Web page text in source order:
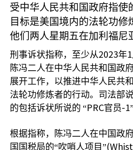
受中华人民共和国政府指使
目标是美国境内的法轮功修
他们两人星期五在加利福尼
刑事诉状指称，至少从2023年1
陈冯二人在中华人民共和国政
展开工作，以推进中华人民共
法轮功修炼者的行动。司法部
的包括诉状所说的 “PRC官员-1
根据指称，陈冯二人在中国政
国国税局的“吹哨人项目”